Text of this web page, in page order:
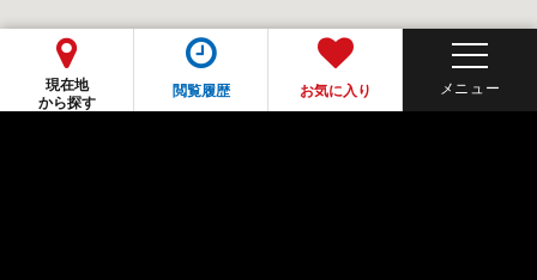
現在地
から探す
閲覧履歴 お気に入り